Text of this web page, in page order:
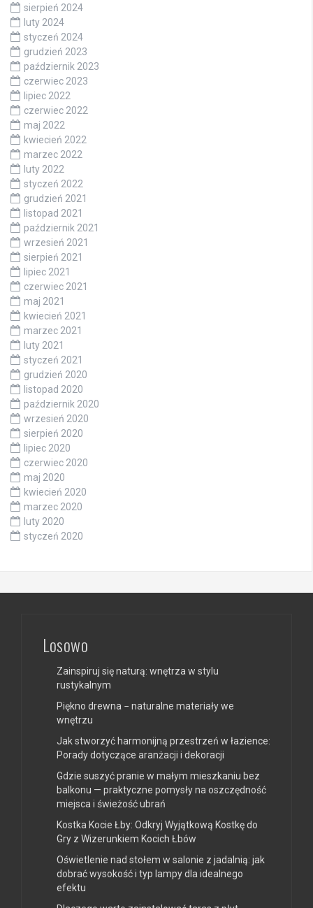
sierpień 2024
luty 2024
styczeń 2024
grudzień 2023
październik 2023
czerwiec 2023
lipiec 2022
czerwiec 2022
maj 2022
kwiecień 2022
marzec 2022
luty 2022
styczeń 2022
grudzień 2021
listopad 2021
październik 2021
wrzesień 2021
sierpień 2021
lipiec 2021
czerwiec 2021
maj 2021
kwiecień 2021
marzec 2021
luty 2021
styczeń 2021
grudzień 2020
listopad 2020
październik 2020
wrzesień 2020
sierpień 2020
lipiec 2020
czerwiec 2020
maj 2020
kwiecień 2020
marzec 2020
luty 2020
styczeń 2020
Losowo
Zainspiruj się naturą: wnętrza w stylu
rustykalnym
Piękno drewna − naturalne materiały we
wnętrzu
Jak stworzyć harmonijną przestrzeń w łazience:
Porady dotyczące aranżacji i dekoracji
Gdzie suszyć pranie w małym mieszkaniu bez
balkonu — praktyczne pomysły na oszczędność
miejsca i świeżość ubrań
Kostka Kocie Łby: Odkryj Wyjątkową Kostkę do
Gry z Wizerunkiem Kocich Łbów
Oświetlenie nad stołem w salonie z jadalnią: jak
dobrać wysokość i typ lampy dla idealnego
efektu